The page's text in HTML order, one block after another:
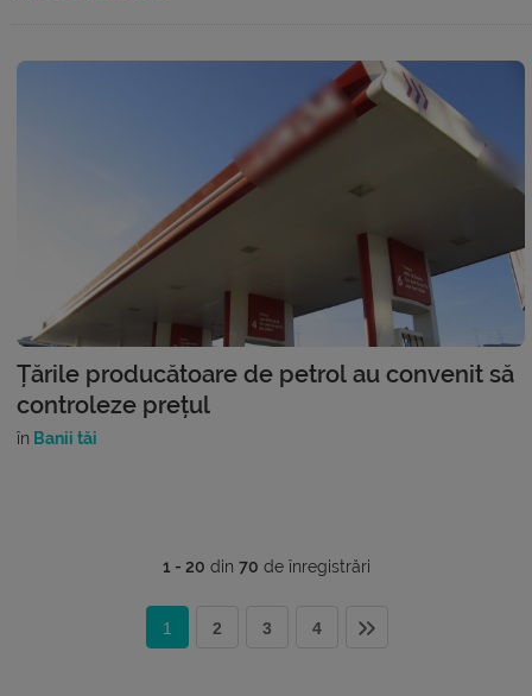
Țările producătoare de petrol au convenit să
controleze prețul
în Banii tăi
1 - 20 din 70 de înregistrări
1 2 3 4